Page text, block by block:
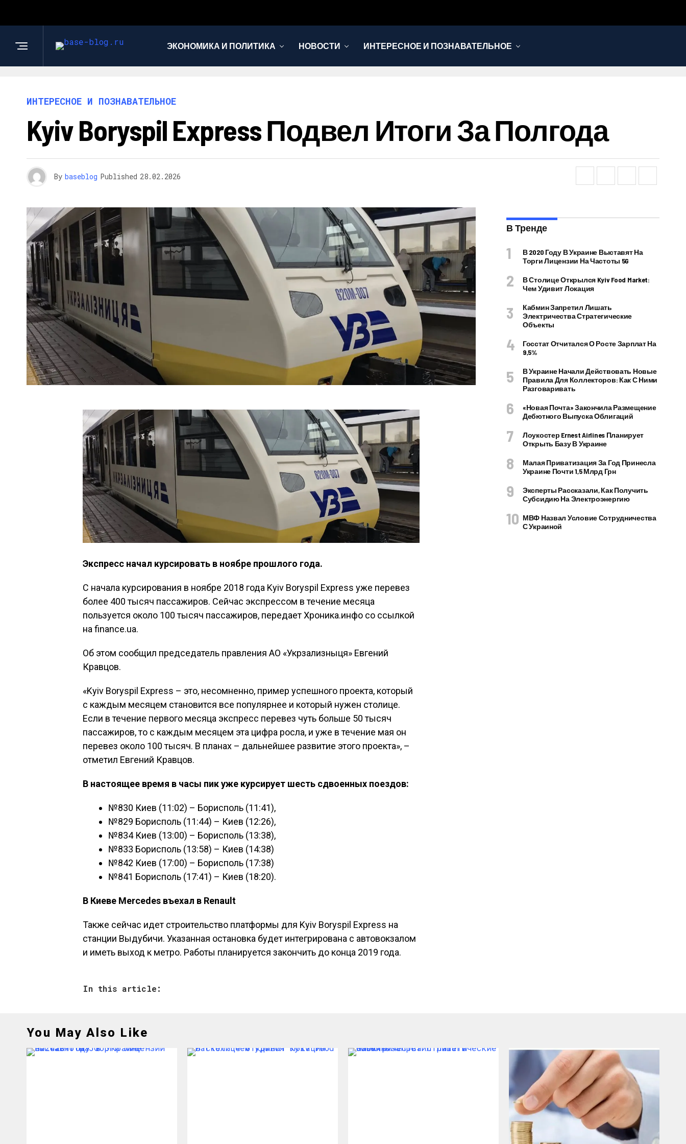
ЭКОНОМИКА И ПОЛИТИКА НОВОСТИ ИНТЕРЕСНОЕ И ПОЗНАВАТЕЛЬНОЕ
ИНТЕРЕСНОЕ И ПОЗНАВАТЕЛЬНОЕ
Kyiv Boryspil Express Подвел Итоги За Полгода
By baseblog Published 28.02.2026
Экспресс начал курсировать в ноябре прошлого года.
С начала курсирования в ноябре 2018 года Kyiv Boryspil Express уже перевез
более 400 тысяч пассажиров. Сейчас экспрессом в течение месяца
пользуется около 100 тысяч пассажиров, передает Хроника.инфо со ссылкой
на finance.ua.
Об этом сообщил председатель правления АО «Укрзализныця» Евгений
Кравцов.
«Kyiv Boryspil Express – это, несомненно, пример успешного проекта, который
с каждым месяцем становится все популярнее и который нужен столице.
Если в течение первого месяца экспресс перевез чуть больше 50 тысяч
пассажиров, то с каждым месяцем эта цифра росла, и уже в течение мая он
перевез около 100 тысяч. В планах – дальнейшее развитие этого проекта», –
отметил Евгений Кравцов.
В настоящее время в часы пик уже курсирует шесть сдвоенных поездов:
№830 Киев (11:02) – Борисполь (11:41),
№829 Борисполь (11:44) – Киев (12:26),
№834 Киев (13:00) – Борисполь (13:38),
№833 Борисполь (13:58) – Киев (14:38)
№842 Киев (17:00) – Борисполь (17:38)
№841 Борисполь (17:41) – Киев (18:20).
В Киеве Mercedes въехал в Renault
Также сейчас идет строительство платформы для Kyiv Boryspil Express на
станции Выдубичи. Указанная остановка будет интегрирована с автовокзалом
и иметь выход к метро. Работы планируется закончить до конца 2019 года.
In this article:
В Тренде
В 2020 Году В Украине Выставят На
Торги Лицензии На Частоты 5G
В Столице Открылся Kyiv Food Market:
Чем Удивит Локация
Кабмин Запретил Лишать
Электричества Стратегические
Объекты
Госстат Отчитался О Росте Зарплат На
9,5%
В Украине Начали Действовать Новые
Правила Для Коллекторов: Как С Ними
Разговаривать
«Новая Почта» Закончила Размещение
Дебютного Выпуска Облигаций
Лоукостер Ernest Airlines Планирует
Открыть Базу В Украине
Малая Приватизация За Год Принесла
Украине Почти 1,5 Млрд Грн
Эксперты Рассказали, Как Получить
Субсидию На Электроэнергию
МВФ Назвал Условие Сотрудничества
С Украиной
You May Also Like